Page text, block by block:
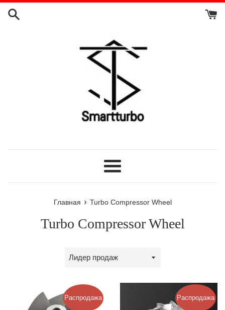
Перейти
Меню
Главная › Turbo Compressor Wheel
Turbo Compressor Wheel
Сортировка
Распродажа Распродажа